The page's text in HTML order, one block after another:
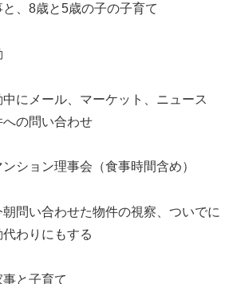
、8歳と5歳の子の子育て
にメール、マーケット、ニュース
の問い合わせ
ション理事会（食事時間含め）
問い合わせた物件の視察、ついでに
わりにもする
と子育て